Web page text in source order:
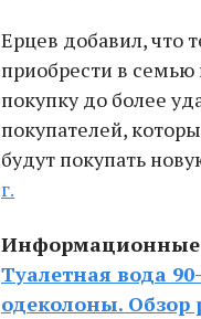
Ерцев добавил, что
приобрести в
покупку до более
покупателей,
будут покупать
г.
Информационные
Туалетная вода
одеколоны.